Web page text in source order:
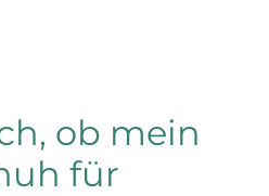
ob mein
für